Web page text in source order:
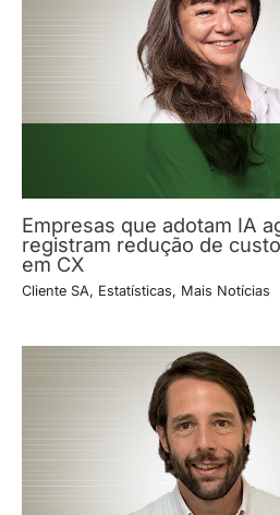
Empresas que adotam IA
registram redução de
em CX
Cliente SA, Estatísticas, Mais Notícias